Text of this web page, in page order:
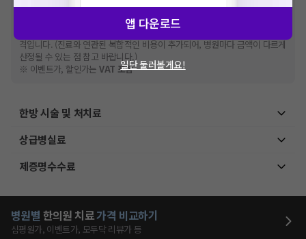
※비급여 항목의 경우,추가비용 등으로 실제 가격과 상이할 수 있으니, 정확
한 가격은 해당 의료기관에 직접 문의해주세요.
건강보험심사평가원에 고지되어 있는 급여 진료 기준 가
격입니다. (진료와 연관된 복합적인 비용이 추가되어, 병원마다 금액이 다르게
산정될 수 있는 점 참고 바랍니다.)
※ 이벤트가, 할인가는VAT 포함
한방 시술 및 처치료
상급병실료
제증명수수료
병원별 한의원 치료가격 비교하기
심평원가, 이벤트가, 모두닥 리뷰가 등
앱 다운로드
일단 둘러볼게요!